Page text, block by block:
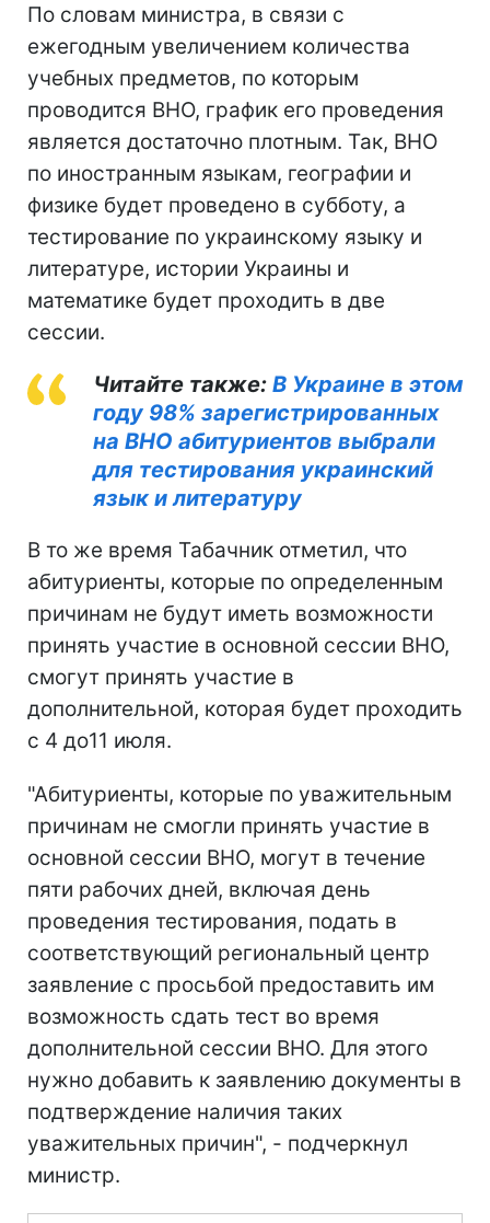
По словам министра, в связи с
ежегодным увеличением количества
учебных предметов, по которым
проводится ВНО, график его проведения
является достаточно плотным. Так, ВНО
по иностранным языкам, географии и
физике будет проведено в субботу, а
тестирование по украинскому языку и
литературе, истории Украины и
математике будет проходить в две
сессии.
Читайте также: В Украине в этом
году 98% зарегистрированных
на ВНО абитуриентов выбрали
для тестирования украинский
язык и литературу
В то же время Табачник отметил, что
абитуриенты, которые по определенным
причинам не будут иметь возможности
принять участие в основной сессии ВНО,
смогут принять участие в
дополнительной, которая будет проходить
с 4 до11 июля.
"Абитуриенты, которые по уважительным
причинам не смогли принять участие в
основной сессии ВНО, могут в течение
пяти рабочих дней, включая день
проведения тестирования, подать в
соответствующий региональный центр
заявление с просьбой предоставить им
возможность сдать тест во время
дополнительной сессии ВНО. Для этого
нужно добавить к заявлению документы в
подтверждение наличия таких
уважительных причин", - подчеркнул
министр.